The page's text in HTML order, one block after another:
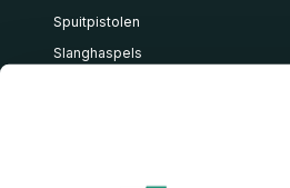
Spuitpistolen
Slanghaspels